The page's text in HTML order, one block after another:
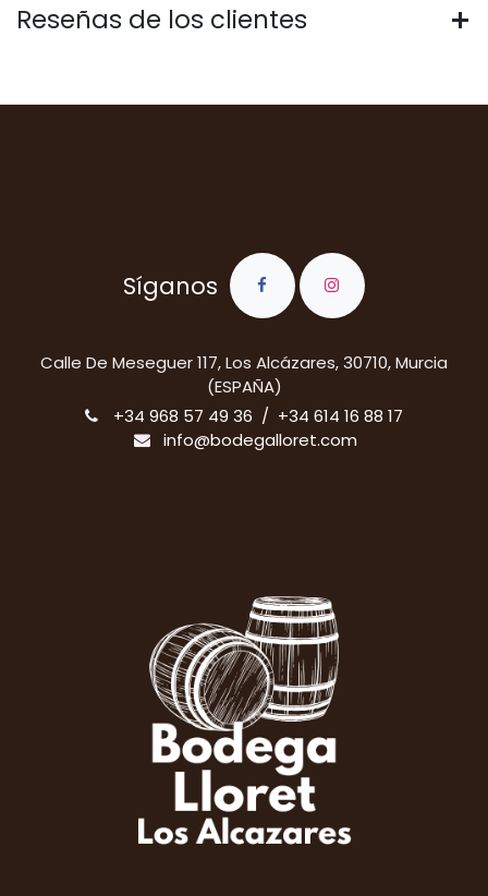
Reseñas de los clientes
Síganos
​Calle De Meseguer 117, Los Alcázares, 30710, Murcia
(ESPAÑA)
+34 968 57 49 36 / +34 614 16 88 17
info@bodegalloret.com